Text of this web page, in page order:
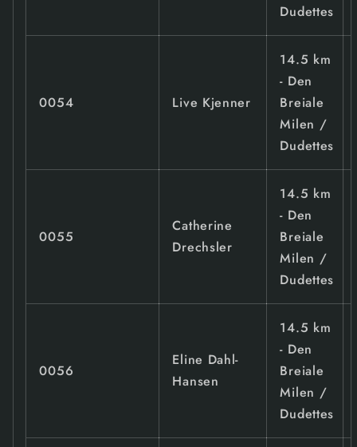
Dudettes
0054 Live Kjenner
14.5 km
- Den
Breiale
Milen /
Dudettes
0055
Catherine
Drechsler
14.5 km
- Den
Breiale
Milen /
Dudettes
0056
Eline Dahl-
Hansen
14.5 km
- Den
Breiale
Milen /
Dudettes